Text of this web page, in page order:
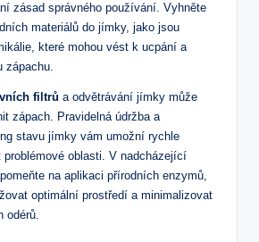
zásad správného používání. Vyhněte
materiálů do jímky, jako jsou
které mohou vést k ucpání a
zápachu.
filtrů a odvětrávání jímky může
zápach. Pravidelná údržba a
stavu jímky vám umožní rychle
oblasti. V nadcházející
na aplikaci přírodních enzymů,
optimální prostředí a minimalizovat
odérů.